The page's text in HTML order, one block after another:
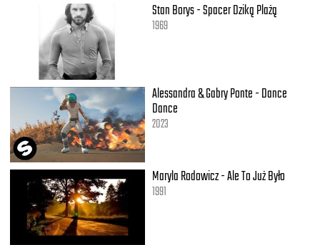
Stan Borys - Spacer Dziką Plażą
1969
Alessandra & Gabry Ponte - Dance
Dance
2023
Maryla Rodowicz - Ale To Już Było
1991